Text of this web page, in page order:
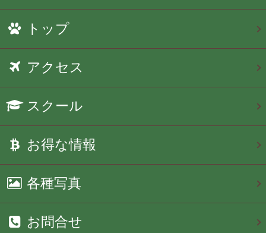
トップ
アクセス
スクール
お得な情報
各種写真
お問合せ